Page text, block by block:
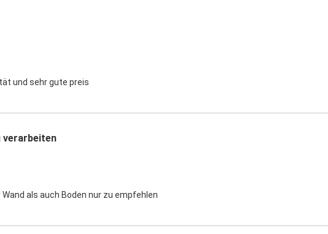
und sehr gute preis
verarbeiten
als auch Boden nur zu empfehlen